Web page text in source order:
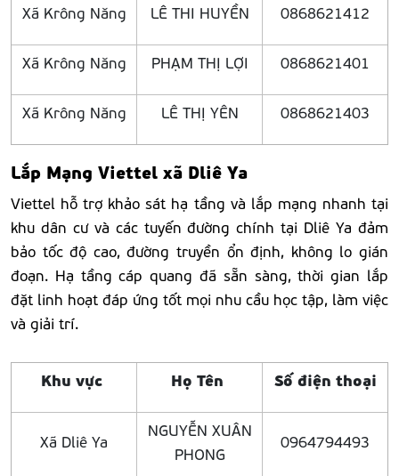
Xã Krông Năng LÊ THI HUYỀN 0868621412
Xã Krông Năng PHẠM THỊ LỢI 0868621401
Xã Krông Năng LÊ THỊ YÊN 0868621403
Lắp Mạng Viettel xã Dliê Ya
Viettel hỗ trợ khảo sát hạ tầng và lắp mạng nhanh tại
khu dân cư và các tuyến đường chính tại Dliê Ya đảm
bảo tốc độ cao, đường truyền ổn định, không lo gián
đoạn. Hạ tầng cáp quang đã sẵn sàng, thời gian lắp
đặt linh hoạt đáp ứng tốt mọi nhu cầu học tập, làm việc
và giải trí.
Khu vực Họ Tên Số điện thoại
Xã Dliê Ya
NGUYỄN XUÂN
PHONG
0964794493